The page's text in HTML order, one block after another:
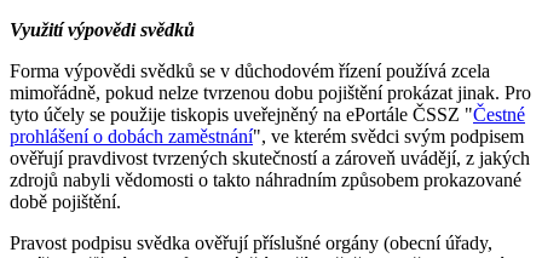
Využití výpovědi svědků
Forma výpovědi svědků se v důchodovém řízení používá zcela
mimořádně, pokud nelze tvrzenou dobu pojištění prokázat jinak. Pro
tyto účely se použije tiskopis uveřejněný na ePortále ČSSZ "Čestné
prohlášení o dobách zaměstnání", ve kterém svědci svým podpisem
ověřují pravdivost tvrzených skutečností a zároveň uvádějí, z jakých
zdrojů nabyli vědomosti o takto náhradním způsobem prokazované
době pojištění.
Pravost podpisu svědka ověřují příslušné orgány (obecní úřady,